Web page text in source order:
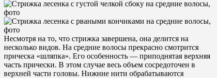
Несмотря на то, что стрижка завершена, она делится на
несколько видов. На средние волосы прекрасно смотрится
прическа «шляпка». Его особенность — приподнятая верхняя
часть прически. В этом случае весь объем сосредоточен в
верхней части головы. Нижние нити обрабатываются